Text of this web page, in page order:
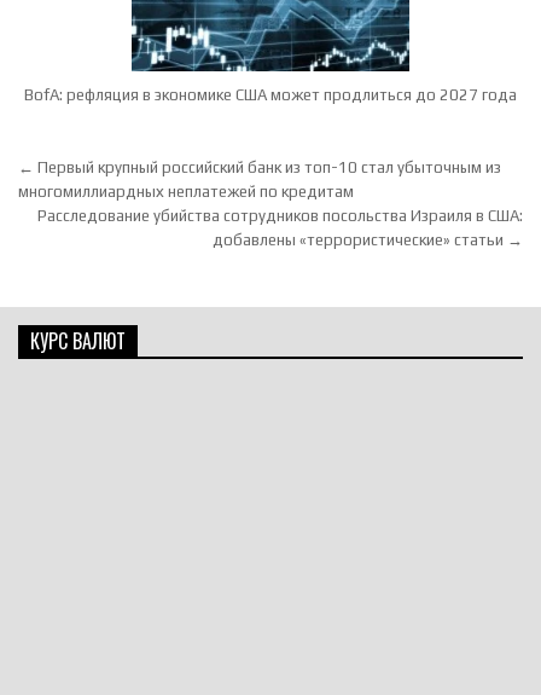
BofA: рефляция в экономике США может продлиться до 2027 года
Навигация по записям
← Первый крупный российский банк из топ-10 стал убыточным из
многомиллиардных неплатежей по кредитам
Расследование убийства сотрудников посольства Израиля в США:
добавлены «террористические» статьи →
КУРС ВАЛЮТ